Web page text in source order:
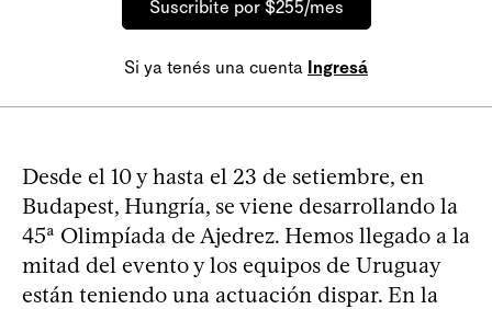
Suscribite por $255/mes
Si ya tenés una cuenta Ingresá
Desde el 10 y hasta el 23 de setiembre, en
Budapest, Hungría, se viene desarrollando la
45ª Olimpíada de Ajedrez. Hemos llegado a la
mitad del evento y los equipos de Uruguay
están teniendo una actuación dispar. En la